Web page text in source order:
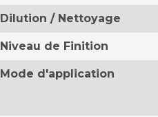
Dilution / Nettoyage
Niveau de Finition
Mode d'application